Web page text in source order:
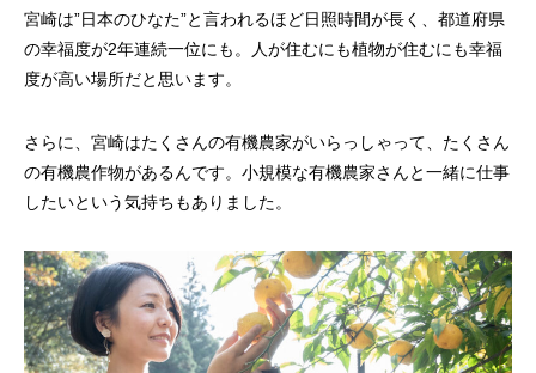
宮崎は”日本のひなた”と言われるほど日照時間が長く、都道府県
の幸福度が2年連続一位にも。人が住むにも植物が住むにも幸福
度が高い場所だと思います。
さらに、宮崎はたくさんの有機農家がいらっしゃって、たくさん
の有機農作物があるんです。小規模な有機農家さんと一緒に仕事
したいという気持ちもありました。